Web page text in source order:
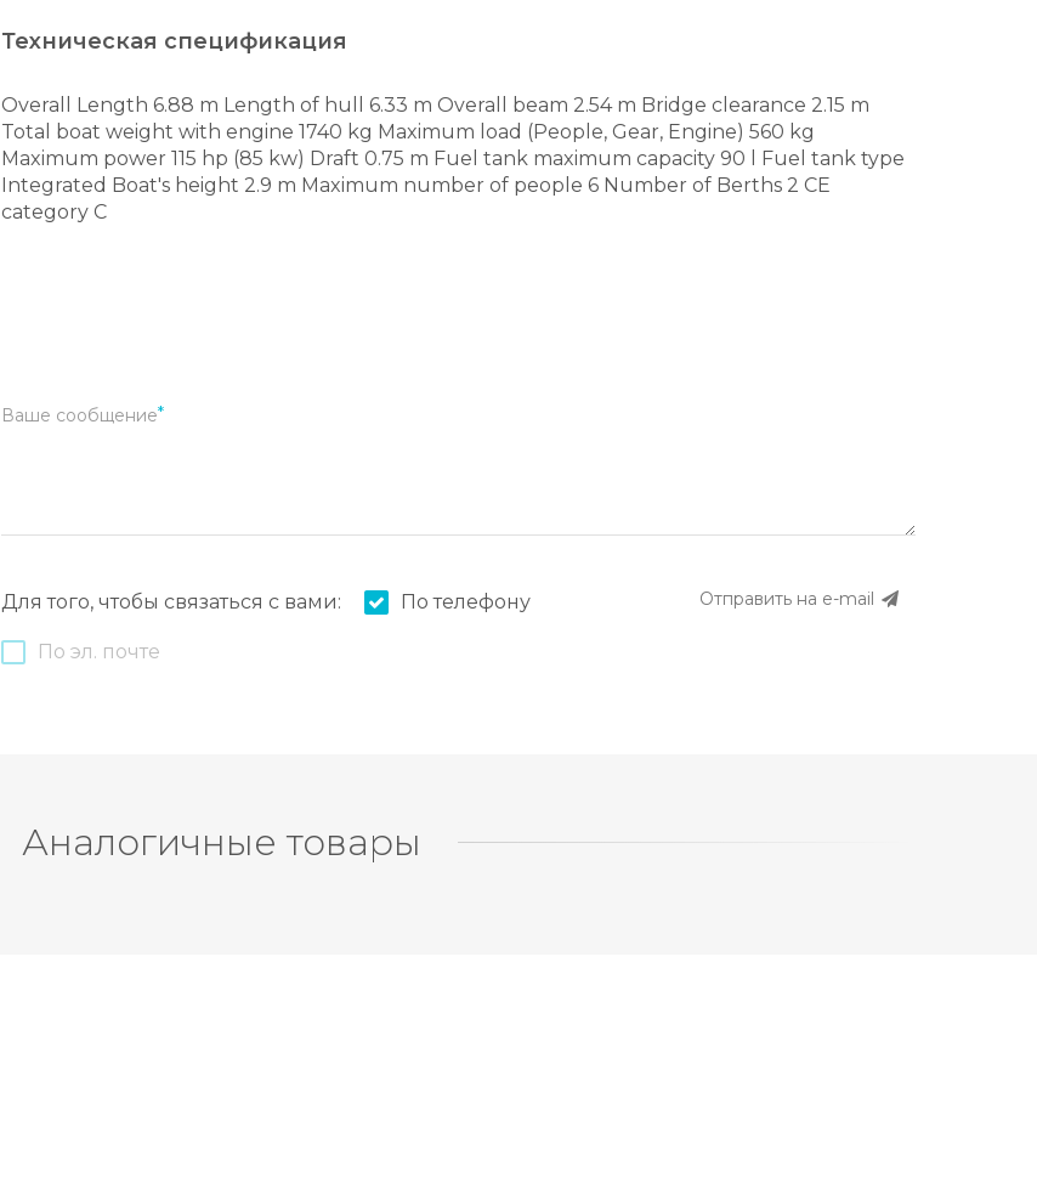
Техническая спецификация
Overall Length 6.88 m Length of hull 6.33 m Overall beam 2.54 m Bridge clearance 2.15 m
Total boat weight with engine 1740 kg Maximum load (People, Gear, Engine) 560 kg
Maximum power 115 hp (85 kw) Draft 0.75 m Fuel tank maximum capacity 90 l Fuel tank type
Integrated Boat's height 2.9 m Maximum number of people 6 Number of Berths 2 CE
category C
Ваше сообщение
Отправить на e-mail
Для того, чтобы связаться с вами: По телефону
По эл. почте
Аналогичные товары